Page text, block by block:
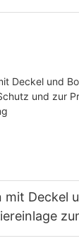
–
Deckel
Produkts